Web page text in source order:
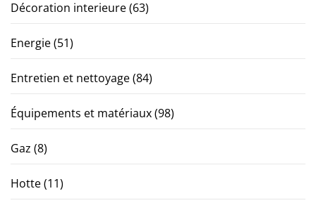
Décoration interieure(63)
Energie(51)
Entretien et nettoyage(84)
Équipements et matériaux(98)
Gaz (8)
Hotte(11)